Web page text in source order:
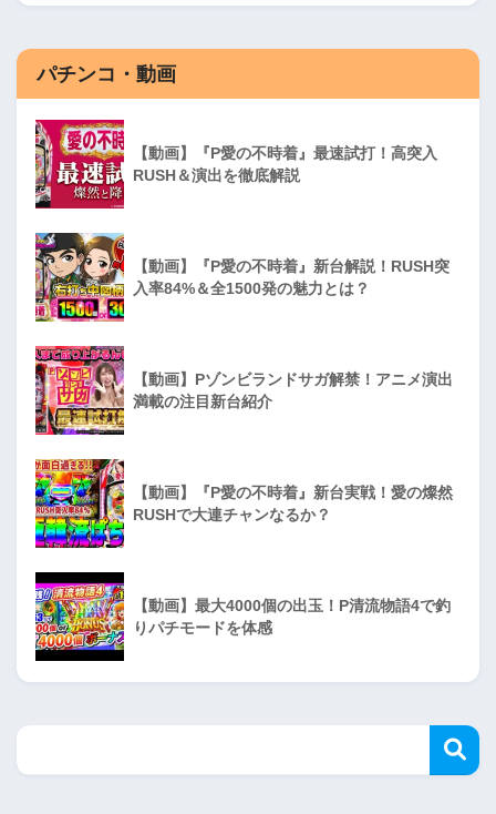
パチンコ・動画
【動画】『P愛の不時着』最速試打！高突入
RUSH＆演出を徹底解説
【動画】『P愛の不時着』新台解説！RUSH突
入率84%＆全1500発の魅力とは？
【動画】Pゾンビランドサガ解禁！アニメ演出
満載の注目新台紹介
【動画】『P愛の不時着』新台実戦！愛の燦然
RUSHで大連チャンなるか？
【動画】最大4000個の出玉！P清流物語4で釣
りパチモードを体感